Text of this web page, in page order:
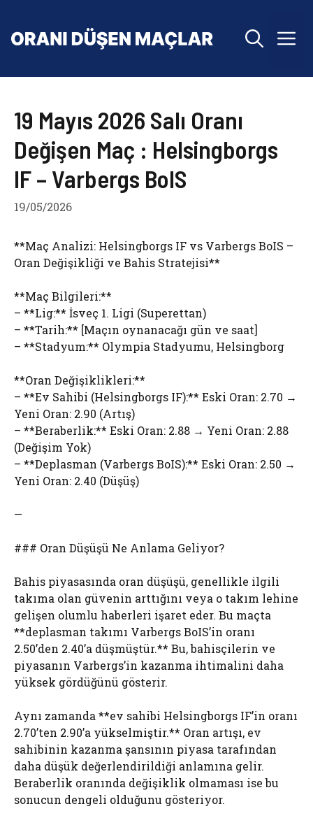
19 Mayıs 2026 Salı Oranı
Değişen Maç : Helsingborgs
IF – Varbergs BoIS
19/05/2026
**Maç Analizi: Helsingborgs IF vs Varbergs BoIS –
Oran Değişikliği ve Bahis Stratejisi**
**Maç Bilgileri:**
– **Lig:** İsveç 1. Ligi (Superettan)
– **Tarih:** [Maçın oynanacağı gün ve saat]
– **Stadyum:** Olympia Stadyumu, Helsingborg
**Oran Değişiklikleri:**
– **Ev Sahibi (Helsingborgs IF):** Eski Oran: 2.70 →
Yeni Oran: 2.90 (Artış)
– **Beraberlik:** Eski Oran: 2.88 → Yeni Oran: 2.88
(Değişim Yok)
– **Deplasman (Varbergs BoIS):** Eski Oran: 2.50 →
Yeni Oran: 2.40 (Düşüş)
—
### Oran Düşüşü Ne Anlama Geliyor?
Bahis piyasasında oran düşüşü, genellikle ilgili
takıma olan güvenin arttığını veya o takım lehine
gelişen olumlu haberleri işaret eder. Bu maçta
**deplasman takımı Varbergs BoIS’in oranı
2.50’den 2.40’a düşmüştür.** Bu, bahisçilerin ve
piyasanın Varbergs’in kazanma ihtimalini daha
yüksek gördüğünü gösterir.
Aynı zamanda **ev sahibi Helsingborgs IF’in oranı
2.70’ten 2.90’a yükselmiştir.** Oran artışı, ev
sahibinin kazanma şansının piyasa tarafından
daha düşük değerlendirildiği anlamına gelir.
Beraberlik oranında değişiklik olmaması ise bu
sonucun dengeli olduğunu gösteriyor.